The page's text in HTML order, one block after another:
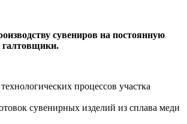
сувениров на постоянную
галтовщики.
процессов участка
сувенирных изделий из сплава меди